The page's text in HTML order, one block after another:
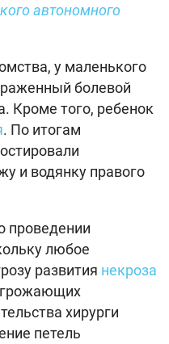
автономного
у маленького
болевой
Кроме того, ребенок
. По итогам
и водянку правого
проведении
любое
развития некроза
хирурги
петель